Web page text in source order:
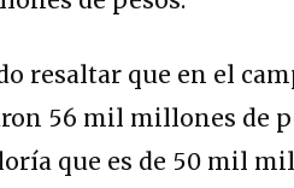
resaltar que en el
56 mil millones de
que es de 50 mil